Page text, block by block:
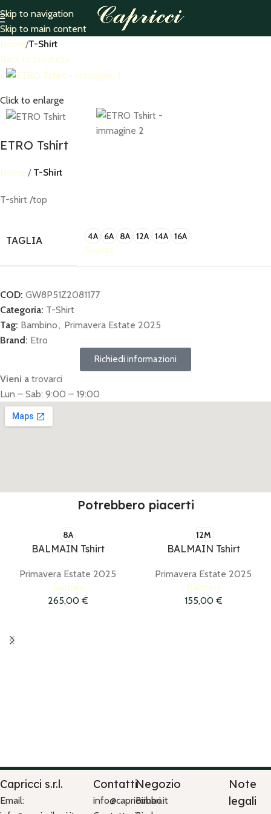
Skip to navigation
Skip to main content
Home T-Shirt
Back to products
Click to enlarge
ETRO Tshirt
Home T-Shirt
T-shirt /top
TAGLIA 4A 6A 8A 12A 14A 16A
Svuota
COD: GW8P51Z2081177
Categoria: T-Shirt
Tag: Bambino, Primavera Estate 2025
Brand: Etro
Richiedi informazioni
Vieni a trovarci
Lun – Sab: 9:00 – 19:00
Potrebbero piacerti
8A
BALMAIN Tshirt
Primavera Estate 2025
Balmain
265,00 €
12M
BALMAIN Tshirt
Primavera Estate 2025
Balmain
155,00 €
Capricci s.r.l.
Email:
Contatti
info@capriccibari.it
Negozio
Bimbo
Note
legali